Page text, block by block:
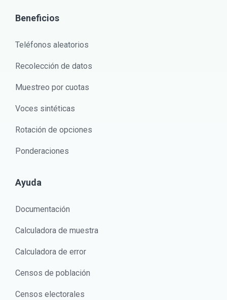
Beneficios
Teléfonos aleatorios
Recolección de datos
Muestreo por cuotas
Voces sintéticas
Rotación de opciones
Ponderaciones
Ayuda
Documentación
Calculadora de muestra
Calculadora de error
Censos de población
Censos electorales